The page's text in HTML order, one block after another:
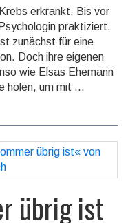
erkrankt. Bis vor
praktiziert.
zunächst für eine
Doch ihre eigenen
wie Elsas Ehemann
holen, um mit ...
übrig ist